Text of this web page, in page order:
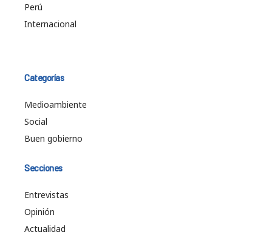
Perú
Internacional
Categorías
Medioambiente
Social
Buen gobierno
Secciones
Entrevistas
Opinión
Actualidad